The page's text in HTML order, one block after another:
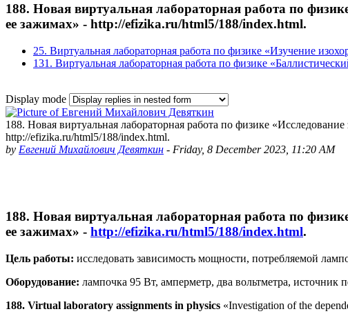
188. Новая виртуальная лабораторная работа по
ее зажимах» - http://efizika.ru/html5/188/index.html.
25. Виртуальная лабораторная работа по физике «Изучение
131. Виртуальная лабораторная работа по физике
Display mode
188. Новая виртуальная лабораторная работа по физике
http://efizika.ru/html5/188/index.html.
by Евгений Михайлович Девяткин - Friday, 8 December 2023, 11:20 AM
188. Новая виртуальная лабораторная работа по
ее зажимах» - http://efizika.ru/html5/188/index.html.
Цель работы: исследовать зависимость мощности, потребляемой
Оборудование: лампочка 95 Вт, амперметр, два вольтметра, источник
188. Virtual laboratory assignments in physics «Investigation of the